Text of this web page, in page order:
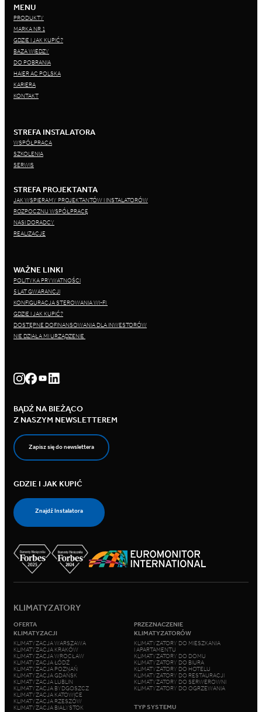
MENU
PRODUKTY
MARKA NR 1
GDZIE I JAK KUPIĆ?
BAZA WIEDZY
DO POBRANIA
HAIER AC POLSKA
KARIERA
KONTAKT
STREFA INSTALATORA
WSPÓŁPRACA
SZKOLENIA
SERWIS
STREFA PROJEKTANTA
JAK WSPIERAMY PROJEKTANTÓW I INSTALATORÓW
ROZPOCZNIJ WSPÓŁPRACĘ
NASI DORADCY
REALIZACJE
WAŻNE LINKI
POLITYKA PRYWATNOŚCI
5 LAT GWARANCJI
KONFIGURACJA STEROWANIA WI-FI
GDZIE I JAK KUPIĆ?
DOSTĘPNE DOFINANSOWANIA DLA INWESTORÓW
NIE DZIAŁA MI URZĄDZENIE
BĄDŹ NA BIEŻĄCO
Z NASZYM NEWSLETTEREM
Zapisz się do newslettera
GDZIE I JAK KUPIĆ
Znajdź Instalatora
KLIMATYZATORY
OFERTA
KLIMATYZACJI
KLIMATYZACJA WARSZAWA
KLIMATYZACJA KRAKÓW
KLIMATYZACJA WROCŁAW
KLIMATYZACJA ŁÓDŹ
KLIMATYZACJA POZNAŃ
KLIMATYZACJA GDAŃSK
KLIMATYZACJA LUBLIN
KLIMATYZACJA BYDGOSZCZ
KLIMATYZACJA KATOWICE
KLIMATYZACJA RZESZÓW
KLIMATYZACJA BIAŁYSTOK
PRZEZNACZENIE
KLIMATYZATORÓW
KLIMATYZATORY DO MIESZKANIA
I APARTAMENTU
KLIMATYZATORY DO DOMU
KLIMATYZATORY DO BIURA
KLIMATYZATORY DO HOTELU
KLIMATYZATORY DO RESTAURACJI
KLIMATYZATORY DO SERWEROWNI
KLIMATYZATORY DO OGRZEWANIA
TYP SYSTEMU